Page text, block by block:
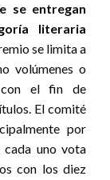
se entregan
literaria
se limita a
volúmenes o
con el fin de
El comité
por
uno vota
con los diez